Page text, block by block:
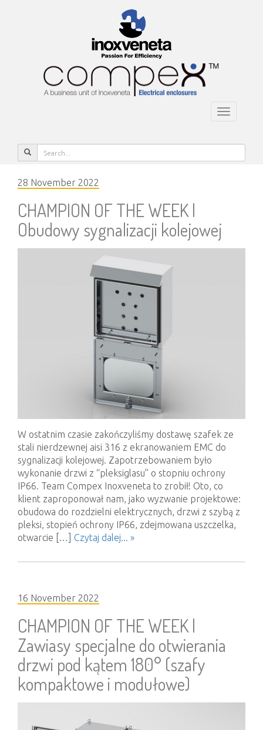
Toggle
28 November 2022
CHAMPION OF THE WEEK |
Obudowy sygnalizacji kolejowej
W ostatnim czasie zakończyliśmy dostawę szafek ze
stali nierdzewnej aisi 316 z ekranowaniem EMC do
sygnalizacji kolejowej. Zapotrzebowaniem było
wykonanie drzwi z “pleksiglasu” o stopniu ochrony
IP66. Team Compex Inoxveneta to zrobił! Oto, co
klient zaproponował nam, jako wyzwanie projektowe:
obudowa do rozdzielni elektrycznych, drzwi z szybą z
pleksi, stopień ochrony IP66, zdejmowana uszczelka,
otwarcie […] Czytaj dalej... »
16 November 2022
CHAMPION OF THE WEEK |
Zawiasy specjalne do otwierania
drzwi pod kątem 180° (szafy
kompaktowe i modułowe)